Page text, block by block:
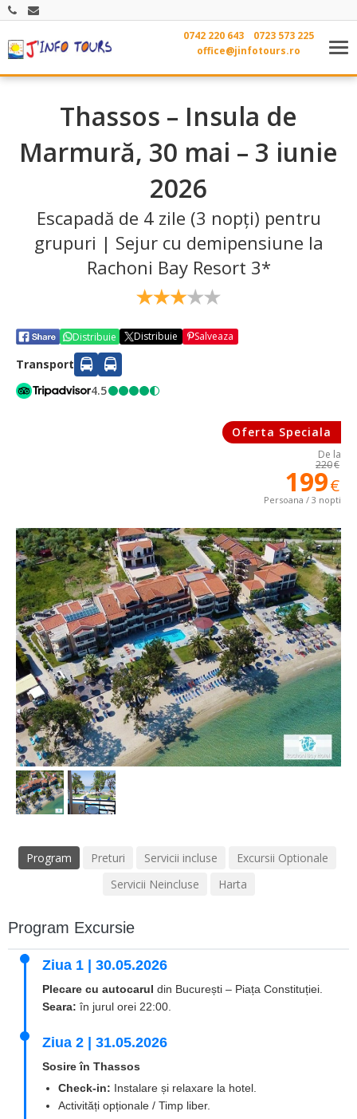
0742 220 643
0723 573 225
office@jinfotours.ro
Thassos – Insula de
Marmură, 30 mai – 3 iunie
2026
Escapadă de 4 zile (3 nopți) pentru
grupuri | Sejur cu demipensiune la
Rachoni Bay Resort 3*
Distribuie Distribuie Salveaza
Transport
4.5
Oferta Speciala
De la
220€
199€
Persoana / 3 nopti
Program Preturi Servicii incluse
Excursii Optionale
Servicii Neincluse
Harta
Program Excursie
Ziua 1 | 30.05.2026
Plecare cu autocarul din București – Piața Constituției.
Seara: în jurul orei 22:00.
Ziua 2 | 31.05.2026
Sosire în Thassos
Check-in: Instalare și relaxare la hotel.
Activități opționale / Timp liber.